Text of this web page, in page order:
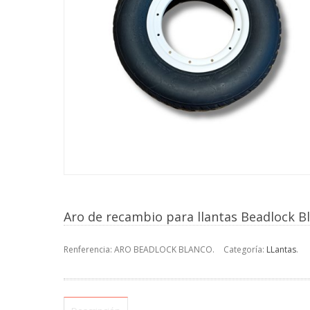
Aro de recambio para llantas Beadlock
Renferencia: ARO BEADLOCK BLANCO. Categoría: LLantas.